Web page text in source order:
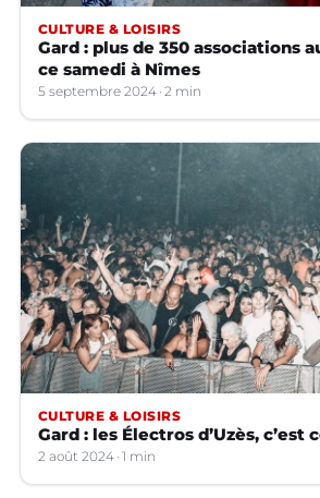
CULTURE & LOISIRS
Gard : plus de 350 associations
ce samedi à Nîmes
5 septembre 2024 2 min
CULTURE & LOISIRS
Gard : les Électros d’Uzès, c’est
2 août 2024 1 min